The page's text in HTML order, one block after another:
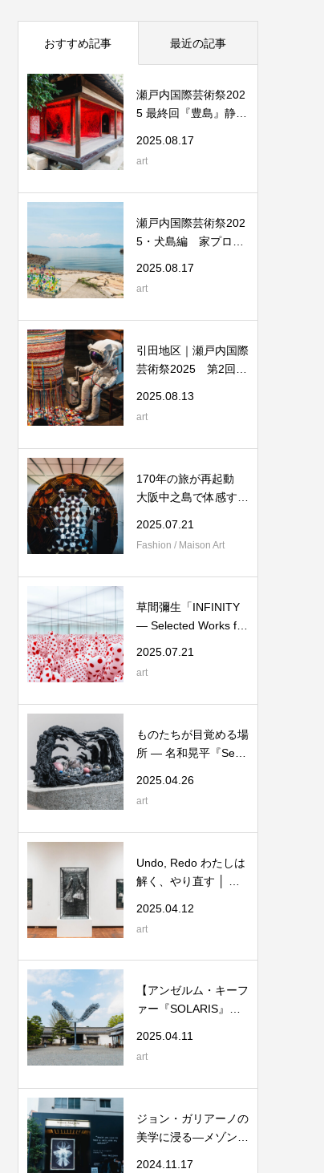
おすすめ記事 最近の記事
瀬戸内国際芸術祭202
5 最終回『豊島』静け
2025.08.17
art
瀬戸内国際芸術祭202
5・犬島編 家プロジ
2025.08.17
art
引田地区｜瀬戸内国際
芸術祭2025 第2回：
2025.08.13
art
170年の旅が再起動
大阪中之島で体感する
2025.07.21
Fashion / Maison Art
草間彌生「INFINITY
― Selected Works fro
2025.07.21
art
ものたちが目覚める場
所 ― 名和晃平『Senti
2025.04.26
art
Undo, Redo わたしは
解く、やり直す │ 国
2025.04.12
art
【アンゼルム・キーフ
ァー『SOLARIS』
2025.04.11
art
ジョン・ガリアーノの
美学に浸る―メゾン
2024.11.17